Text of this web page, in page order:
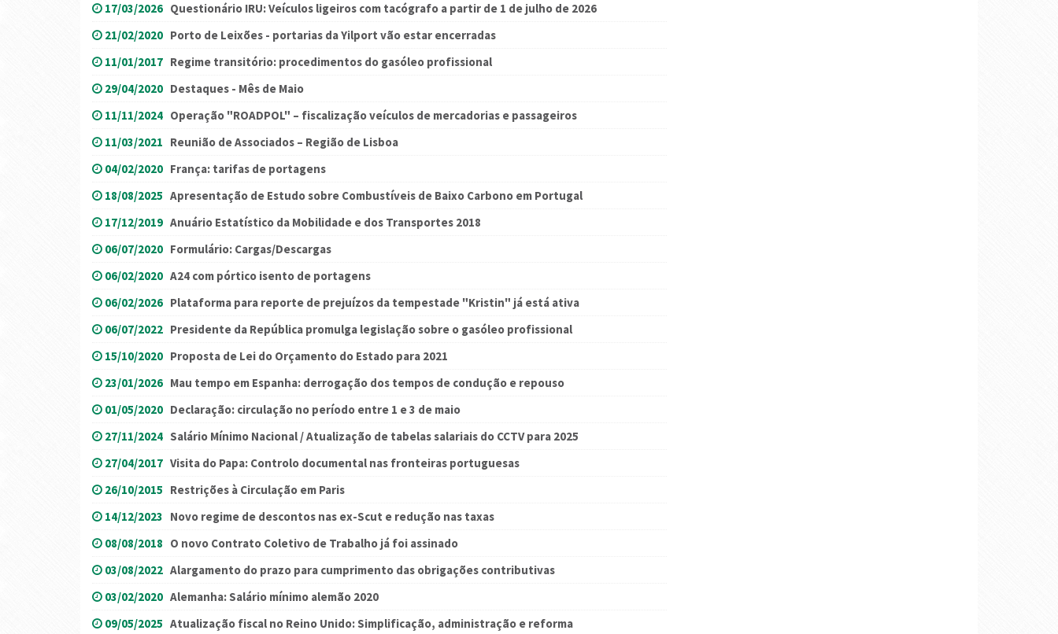
17/03/2026 Questionário IRU: Veículos ligeiros com tacógrafo a partir de 1 de julho de 2026
21/02/2020 Porto de Leixões - portarias da Yilport vão estar encerradas
11/01/2017 Regime transitório: procedimentos do gasóleo profissional
29/04/2020 Destaques - Mês de Maio
11/11/2024 Operação "ROADPOL" – fiscalização veículos de mercadorias e passageiros
11/03/2021 Reunião de Associados – Região de Lisboa
04/02/2020 França: tarifas de portagens
18/08/2025 Apresentação de Estudo sobre Combustíveis de Baixo Carbono em Portugal
17/12/2019 Anuário Estatístico da Mobilidade e dos Transportes 2018
06/07/2020 Formulário: Cargas/Descargas
06/02/2020 A24 com pórtico isento de portagens
06/02/2026 Plataforma para reporte de prejuízos da tempestade "Kristin" já está ativa
06/07/2022 Presidente da República promulga legislação sobre o gasóleo profissional
15/10/2020 Proposta de Lei do Orçamento do Estado para 2021
23/01/2026 Mau tempo em Espanha: derrogação dos tempos de condução e repouso
01/05/2020 Declaração: circulação no período entre 1 e 3 de maio
27/11/2024 Salário Mínimo Nacional / Atualização de tabelas salariais do CCTV para 2025
27/04/2017 Visita do Papa: Controlo documental nas fronteiras portuguesas
26/10/2015 Restrições à Circulação em Paris
14/12/2023 Novo regime de descontos nas ex-Scut e redução nas taxas
08/08/2018 O novo Contrato Coletivo de Trabalho já foi assinado
03/08/2022 Alargamento do prazo para cumprimento das obrigações contributivas
03/02/2020 Alemanha: Salário mínimo alemão 2020
09/05/2025 Atualização fiscal no Reino Unido: Simplificação, administração e reforma